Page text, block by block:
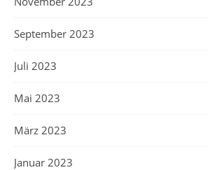
September 2023
Juli 2023
Mai 2023
März 2023
Januar 2023